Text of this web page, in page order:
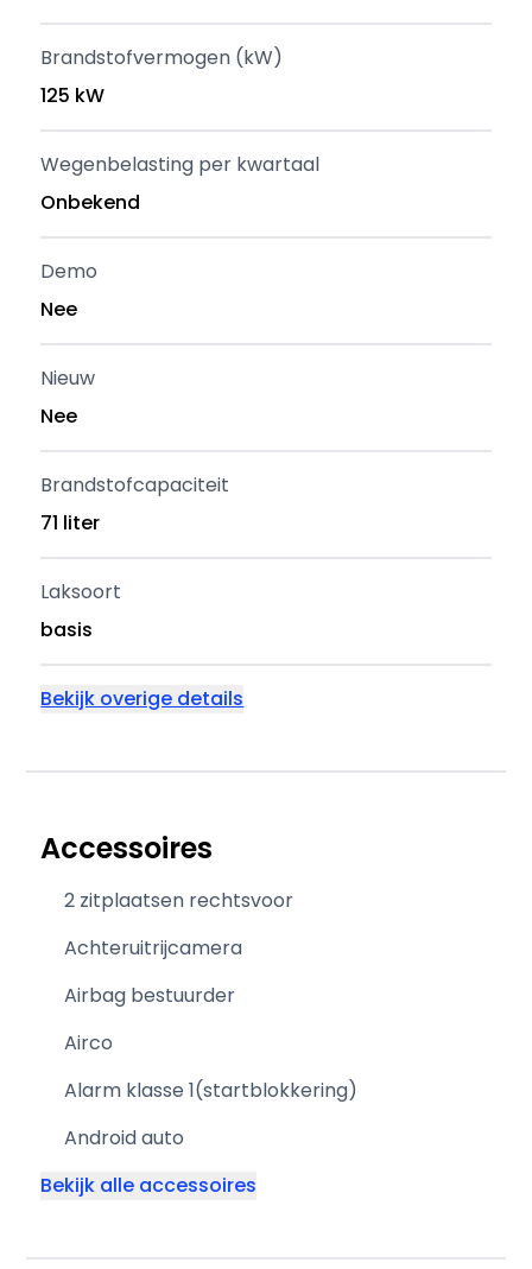
Brandstofvermogen (kW)
125 kW
Wegenbelasting per kwartaal
Onbekend
Demo
Nee
Nieuw
Nee
Brandstofcapaciteit
71 liter
Laksoort
basis
Bekijk overige details
Accessoires
2 zitplaatsen rechtsvoor
Achteruitrijcamera
Airbag bestuurder
Airco
Alarm klasse 1(startblokkering)
Android auto
Bekijk alle accessoires